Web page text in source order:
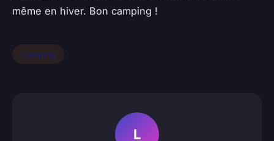
même en hiver. Bon camping !
Camping
L